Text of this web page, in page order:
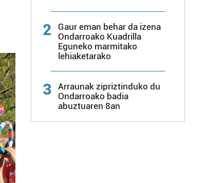
2
Gaur eman behar da izena
Ondarroako Kuadrilla
Eguneko marmitako
lehiaketarako
3
Arraunak zipriztinduko du
Ondarroako badia
abuztuaren 8an